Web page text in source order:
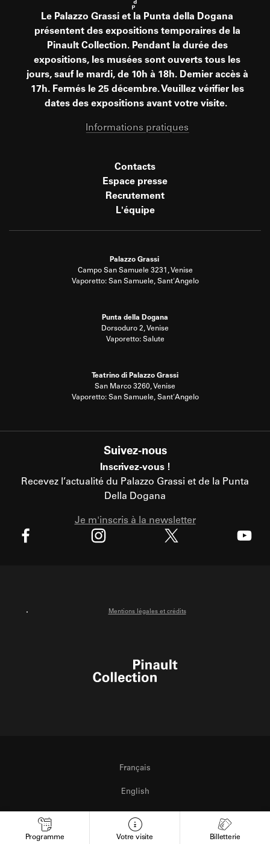
Le Palazzo Grassi et la Punta della Dogana
présentent des expositions temporaires de la
Pinault Collection. Pendant la durée des
expositions, les musées sont ouverts tous les
jours, sauf le mardi, de 10h à 18h. Dernier accès à
17h. Fermés le 25 décembre. Veuillez vérifier les
dates des expositions avant votre visite.
Informations pratiques
Contacts
Espace presse
Recrutement
L'équipe
Palazzo Grassi
Campo San Samuele 3231, Venise
Vaporetto: San Samuele, Sant'Angelo
Punta della Dogana
Dorsoduro 2, Venise
Vaporetto: Salute
Teatrino di Palazzo Grassi
San Marco 3260, Venise
Vaporetto: San Samuele, Sant'Angelo
Suivez-nous
Inscrivez-vous !
Recevez l’actualité du Palazzo Grassi et de la Punta
Della Dogana
Je m'inscris à la newsletter
Mentions légales et crédits
Français
English
Italiano
Programme Votre visite Billetterie